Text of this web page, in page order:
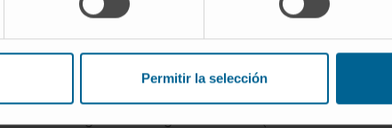
Permitir la selección
MIR. Outubro de 2017 – maio de 2018.
de Medicina da Universidade de Navarra
no congresso JOICE (Jornadas